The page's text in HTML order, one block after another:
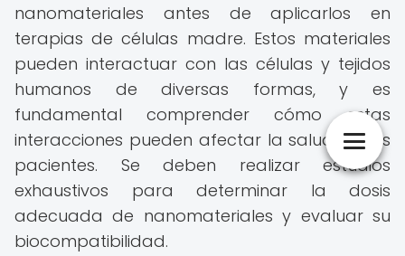
nanomateriales antes de aplicarlos en
terapias de células madre. Estos materiales
pueden interactuar con las células y tejidos
humanos de diversas formas, y es
fundamental comprender cómo estas
interacciones pueden afectar la salud de los
pacientes. Se deben realizar estudios
exhaustivos para determinar la dosis
adecuada de nanomateriales y evaluar su
biocompatibilidad.